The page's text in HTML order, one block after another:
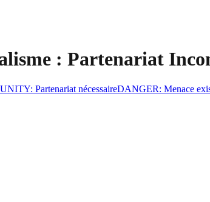
: Partenariat
: Partenariat nécessaireDANGER: Menace